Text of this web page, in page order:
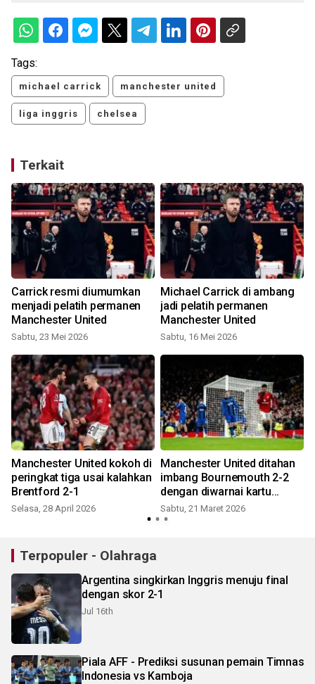
Tags:
michael carrick manchester united
liga inggris chelsea
Terkait
Carrick resmi diumumkan
menjadi pelatih permanen
Manchester United
Sabtu, 23 Mei 2026
Michael Carrick di ambang
jadi pelatih permanen
Manchester United
Sabtu, 16 Mei 2026
Manchester United kokoh di
peringkat tiga usai kalahkan
Brentford 2-1
Selasa, 28 April 2026
Manchester United ditahan
imbang Bournemouth 2-2
dengan diwarnai kartu
merah Maguire
Sabtu, 21 Maret 2026
Terpopuler - Olahraga
Argentina singkirkan Inggris menuju final
dengan skor 2-1
Jul 16th
Piala AFF - Prediksi susunan pemain Timnas
Indonesia vs Kamboja